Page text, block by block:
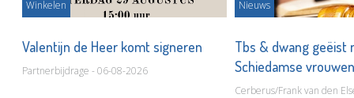
Winkelen
Valentijn de Heer komt signeren
Partnerbijdrage - 06-08-2026
Nieuws
Tbs & dwang geëist
Schiedamse
Cerberus/Frank van den